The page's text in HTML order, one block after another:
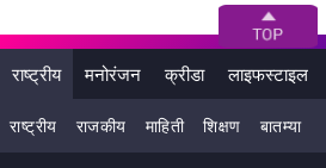
संबंधित बातम्या
राष्ट्रीय मनोरंजन क्रीडा लाइफस्टाइल
राष्ट्रीय राजकीय माहिती शिक्षण बातम्या